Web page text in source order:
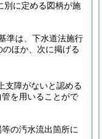
別に定める図柄が施
準は、下水道法施行
のほか、次に掲げる
支障がないと認める
を用いることがで
の汚水流出箇所に